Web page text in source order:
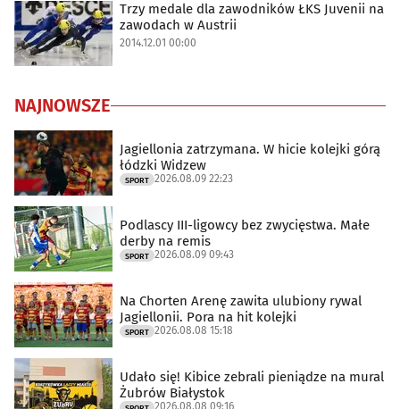
Trzy medale dla zawodników ŁKS Juvenii na
zawodach w Austrii
2014.12.01 00:00
NAJNOWSZE
Jagiellonia zatrzymana. W hicie kolejki górą
łódzki Widzew
SPORT 2026.08.09 22:23
Podlascy III-ligowcy bez zwycięstwa. Małe
derby na remis
SPORT 2026.08.09 09:43
Na Chorten Arenę zawita ulubiony rywal
Jagiellonii. Pora na hit kolejki
SPORT 2026.08.08 15:18
Udało się! Kibice zebrali pieniądze na mural
Żubrów Białystok
2026.08.08 09:16